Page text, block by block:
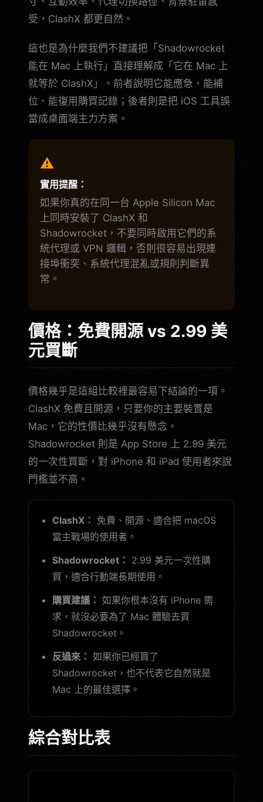
受，ClashX 都更自然。
這也是為什麼我們不建議把「Shadowrocket
能在 Mac 上執行」直接理解成「它在 Mac 上
就等於 ClashX」。前者說明它能應急、能補
位、能復用購買記錄；後者則是把 iOS 工具誤
當成桌面端主力方案。
⚠️
實用提醒：
如果你真的在同一台 Apple Silicon Mac
上同時安裝了 ClashX 和
Shadowrocket，不要同時啟用它們的系
統代理或 VPN 邏輯，否則很容易出現連
接埠衝突、系統代理混亂或規則判斷異
常。
價格：免費開源 vs 2.99 美
元買斷
價格幾乎是這組比較裡最容易下結論的一項。
ClashX 免費且開源，只要你的主要裝置是
Mac，它的性價比幾乎沒有懸念。
Shadowrocket 則是 App Store 上 2.99 美元
的一次性買斷，對 iPhone 和 iPad 使用者來說
門檻並不高。
ClashX： 免費、開源、適合把 macOS
當主戰場的使用者。
Shadowrocket： 2.99 美元一次性購
買，適合行動端長期使用。
購買建議： 如果你根本沒有 iPhone 需
求，就沒必要為了 Mac 體驗去買
Shadowrocket。
反過來： 如果你已經買了
Shadowrocket，也不代表它自然就是
Mac 上的最佳選擇。
綜合對比表